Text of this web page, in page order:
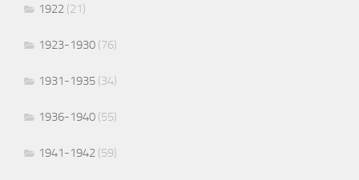
1922 (21)
1923-1930 (76)
1931-1935 (34)
1936-1940 (55)
1941-1942 (59)